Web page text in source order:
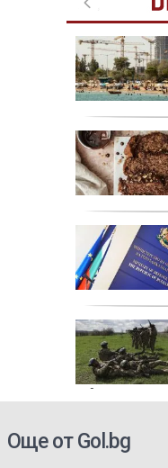
действат
Още от Gol.bg